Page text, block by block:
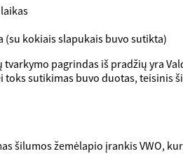
(su kokiais slapukais buvo sutikta)
tvarkymo pagrindas iš pradžių yra
toks sutikimas buvo duotas, teisinis
šilumos žemėlapio įrankis VWO,